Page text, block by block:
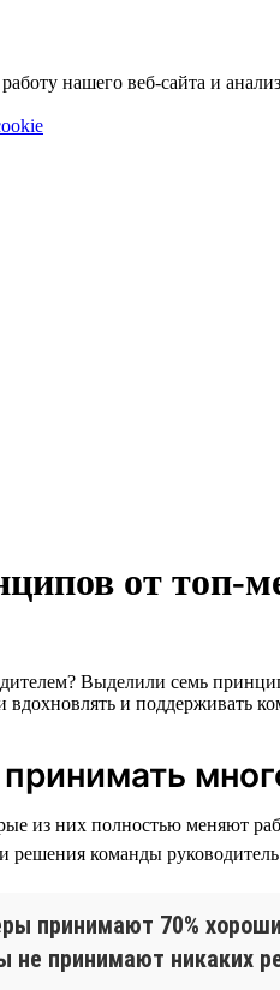
нашего веб-сайта и
от топ-
Выделили семь
и поддерживать
из них полностью меняют
команды руководитель
принимают 70%
не принимают никаких